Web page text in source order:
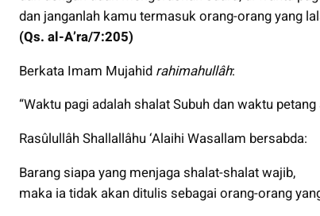
dan janganlah kamu termasuk orang-orang yang
(Qs. al-A’ra/7:205)
Berkata Imam Mujahid rahimahullâh:
“Waktu pagi adalah shalat Subuh dan waktu petang
Rasûlullâh Shallallâhu ‘Alaihi Wasallam bersabda:
Barang siapa yang menjaga shalat-shalat wajib,
maka ia tidak akan ditulis sebagai orang-orang